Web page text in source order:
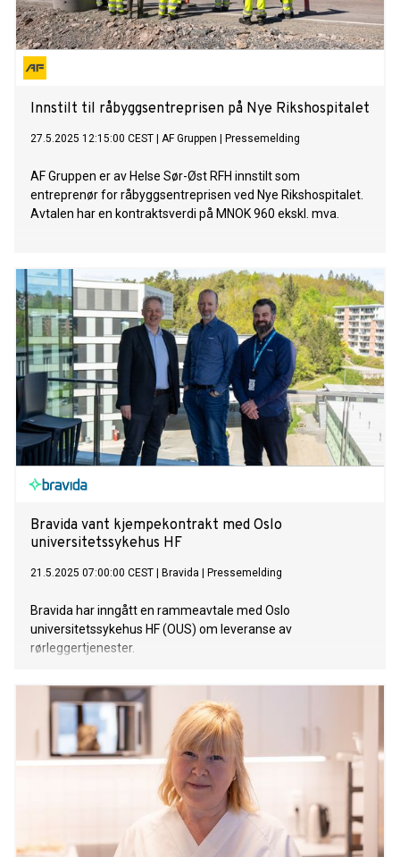
Innstilt til råbyggsentreprisen på Nye Rikshospitalet
27.5.2025 12:15:00 CEST AF Gruppen Pressemelding
AF Gruppen er av Helse Sør-Øst RFH innstilt som
entreprenør for råbyggsentreprisen ved Nye Rikshospitalet.
Avtalen har en kontraktsverdi på MNOK 960 ekskl. mva.
Bravida vant kjempekontrakt med Oslo
universitetssykehus HF
21.5.2025 07:00:00 CEST Bravida Pressemelding
Bravida har inngått en rammeavtale med Oslo
universitetssykehus HF (OUS) om leveranse av
rørleggertjenester.